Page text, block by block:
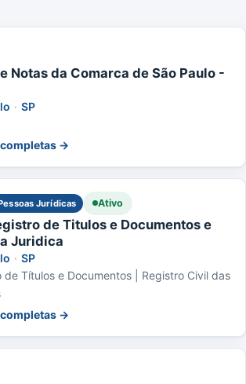
Notas da Comarca de São Paulo -
· SP
→
Jurídicas Ativo
de Titulos e Documentos e
Juridica
· SP
de Títulos e Documentos | Registro Civil das
→